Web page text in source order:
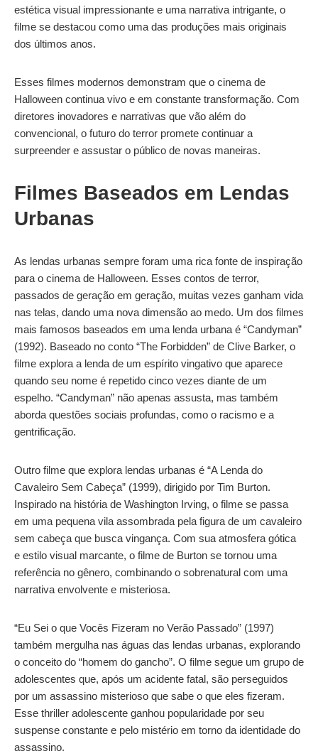
estética visual impressionante e uma narrativa intrigante, o
filme se destacou como uma das produções mais originais
dos últimos anos.
Esses filmes modernos demonstram que o cinema de
Halloween continua vivo e em constante transformação. Com
diretores inovadores e narrativas que vão além do
convencional, o futuro do terror promete continuar a
surpreender e assustar o público de novas maneiras.
Filmes Baseados em Lendas
Urbanas
As lendas urbanas sempre foram uma rica fonte de inspiração
para o cinema de Halloween. Esses contos de terror,
passados de geração em geração, muitas vezes ganham vida
nas telas, dando uma nova dimensão ao medo. Um dos filmes
mais famosos baseados em uma lenda urbana é “Candyman”
(1992). Baseado no conto “The Forbidden” de Clive Barker, o
filme explora a lenda de um espírito vingativo que aparece
quando seu nome é repetido cinco vezes diante de um
espelho. “Candyman” não apenas assusta, mas também
aborda questões sociais profundas, como o racismo e a
gentrificação.
Outro filme que explora lendas urbanas é “A Lenda do
Cavaleiro Sem Cabeça” (1999), dirigido por Tim Burton.
Inspirado na história de Washington Irving, o filme se passa
em uma pequena vila assombrada pela figura de um cavaleiro
sem cabeça que busca vingança. Com sua atmosfera gótica
e estilo visual marcante, o filme de Burton se tornou uma
referência no gênero, combinando o sobrenatural com uma
narrativa envolvente e misteriosa.
“Eu Sei o que Vocês Fizeram no Verão Passado” (1997)
também mergulha nas águas das lendas urbanas, explorando
o conceito do “homem do gancho”. O filme segue um grupo de
adolescentes que, após um acidente fatal, são perseguidos
por um assassino misterioso que sabe o que eles fizeram.
Esse thriller adolescente ganhou popularidade por seu
suspense constante e pelo mistério em torno da identidade do
assassino.